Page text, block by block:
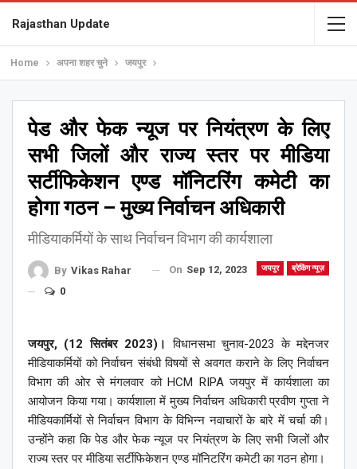
Rajasthan Update
Home अपना शहर चुने जयपुर
पेड और फेक न्यूज पर नियंत्रण के लिए
सभी जिलों और राज्य स्तर पर मीडिया
सर्टीफिकेशन एण्ड मॉनिटरिंग कमेटी का
होगा गठन – मुख्य निर्वाचन अधिकारी
मीडियाकर्मियों के साथ निर्वाचन विभाग की कार्यशाला
जयपुर ब्रेकिंग न्यूज़
By Vikas Rahar On Sep 12, 2023
0
जयपुर, (12 सितंबर 2023)। विधानसभा चुनाव-2023 के मद्देनजर
मीडियाकर्मियों को निर्वाचन संबंधी विषयों से अवगत कराने के लिए निर्वाचन
विभाग की ओर से मंगलवार को HCM RIPA जयपुर में कार्यशाला का
आयोजन किया गया। कार्यशाला में मुख्य निर्वाचन अधिकारी प्रवीण गुप्ता ने
मीडियकार्मियों से निर्वाचन विभाग के विभिन्न नवाचारों के बारे में चर्चा की।
उन्होंने कहा कि पेड और फेक न्यूज पर नियंत्रण के लिए सभी जिलों और
राज्य स्तर पर मीडिया सर्टीफिकेशन एण्ड मॉनिटरिंग कमेटी का गठन होगा।